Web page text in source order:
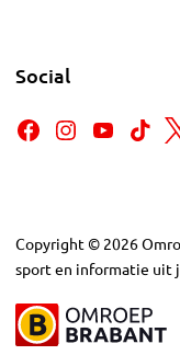
Social
Copyright © 2026
sport en informatie uit